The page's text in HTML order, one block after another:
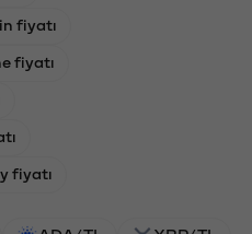
fiyatı
fiyatı
fiyatı